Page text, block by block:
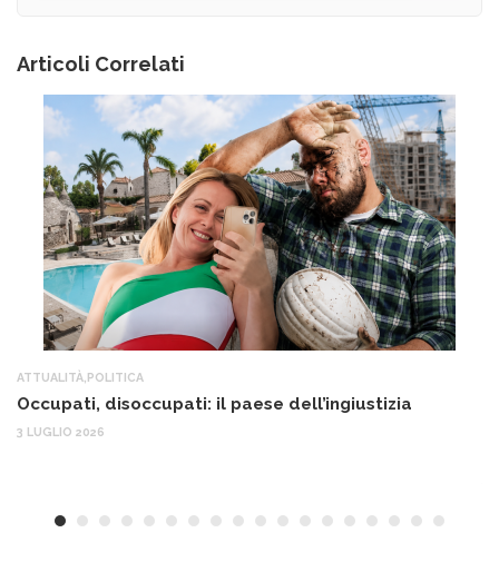
Articoli Correlati
ATTUALITÀ POLITICA
Occupati, disoccupati: il paese dell’ingiustizia
3 LUGLIO 2026